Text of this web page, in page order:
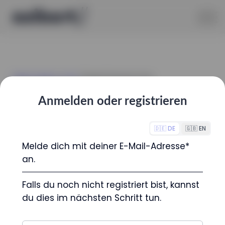
Seibert Academy/Kurse/ [English] Showcase | Xray-
[English]
Showcase | Xray-
Testmanagement
in Jira
Anmelden oder registrieren